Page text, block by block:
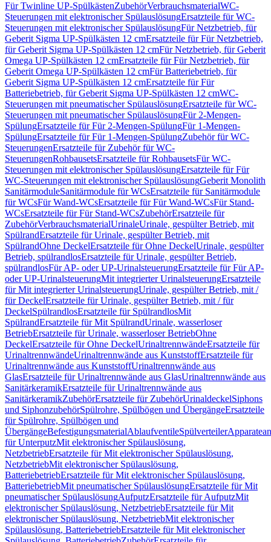
Für Twinline UP-SpülkästenZubehörVerbrauchsmaterialWC-
Steuerungen mit elektronischer SpülauslösungErsatzteile für WC-
Steuerungen mit elektronischer SpülauslösungFür Netzbetrieb, für
Geberit Sigma UP-Spülkästen 12 cmErsatzteile für Für Netzbetrieb,
für Geberit Sigma UP-Spülkästen 12 cmFür Netzbetrieb, für Geberit
Omega UP-Spülkästen 12 cmErsatzteile für Für Netzbetrieb, für
Geberit Omega UP-Spülkästen 12 cmFür Batteriebetrieb, für
Geberit Sigma UP-Spülkästen 12 cmErsatzteile für Für
Batteriebetrieb, für Geberit Sigma UP-Spülkästen 12 cmWC-
Steuerungen mit pneumatischer SpülauslösungErsatzteile für WC-
Steuerungen mit pneumatischer SpülauslösungFür 2-Mengen-
SpülungErsatzteile für Für 2-Mengen-SpülungFür 1-Mengen-
SpülungErsatzteile für Für 1-Mengen-SpülungZubehör für WC-
SteuerungenErsatzteile für Zubehör für WC-
SteuerungenRohbausetsErsatzteile für RohbausetsFür WC-
Steuerungen mit elektronischer SpülauslösungErsatzteile für Für
WC-Steuerungen mit elektronischer SpülauslösungGeberit Monolith
SanitärmoduleSanitärmodule für WCsErsatzteile für Sanitärmodule
für WCsFür Wand-WCsErsatzteile für Für Wand-WCsFür Stand-
WCsErsatzteile für Für Stand-WCsZubehörErsatzteile für
ZubehörVerbrauchsmaterialUrinaleUrinale, gespülter Betrieb, mit
SpülrandErsatzteile für Urinale, gespülter Betrieb, mit
SpülrandOhne DeckelErsatzteile für Ohne DeckelUrinale, gespülter
Betrieb, spülrandlosErsatzteile für Urinale, gespülter Betrieb,
spülrandlosFür AP- oder UP-UrinalsteuerungErsatzteile für Für AP-
oder UP-UrinalsteuerungMit integrierter UrinalsteuerungErsatzteile
für Mit integrierter UrinalsteuerungUrinale, gespülter Betrieb, mit /
für DeckelErsatzteile für Urinale, gespülter Betrieb, mit / für
DeckelSpülrandlosErsatzteile für SpülrandlosMit
SpülrandErsatzteile für Mit SpülrandUrinale, wasserloser
BetriebErsatzteile für Urinale, wasserloser BetriebOhne
DeckelErsatzteile für Ohne DeckelUrinaltrennwändeErsatzteile für
UrinaltrennwändeUrinaltrennwände aus KunststoffErsatzteile für
Urinaltrennwände aus KunststoffUrinaltrennwände aus
GlasErsatzteile für Urinaltrennwände aus GlasUrinaltrennwände aus
SanitärkeramikErsatzteile für Urinaltrennwände aus
SanitärkeramikZubehörErsatzteile für ZubehörUrinaldeckelSiphons
und SiphonzubehörSpülrohre, Spülbögen und ÜbergängeErsatzteile
für Spülrohre, Spülbögen und
ÜbergängeBefestigungsmaterialAblaufventileSpülverteiler
für UnterputzMit elektronischer Spülauslösung,
NetzbetriebErsatzteile für Mit elektronischer Spülauslösung,
NetzbetriebMit elektronischer Spülauslösung,
BatteriebetriebErsatzteile für Mit elektronischer Spülauslösung,
BatteriebetriebMit pneumatischer SpülauslösungErsatzteile für Mit
pneumatischer SpülauslösungAufputzErsatzteile für AufputzMit
elektronischer Spülauslösung, NetzbetriebErsatzteile für Mit
elektronischer Spülauslösung, NetzbetriebMit elektronischer
Spülauslösung, BatteriebetriebErsatzteile für Mit elektronischer